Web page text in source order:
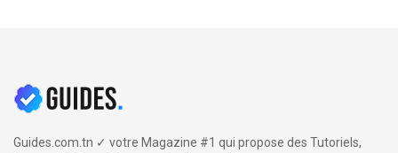
Guides.com.tn ✓ votre Magazine #1 qui propose des Tutoriels,